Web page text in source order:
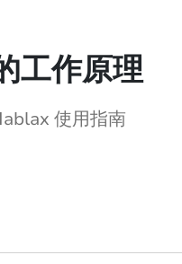
工作原理
使用指南